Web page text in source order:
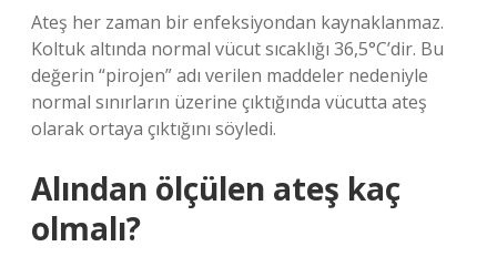
Ateş her zaman bir enfeksiyondan kaynaklanmaz.
Koltuk altında normal vücut sıcaklığı 36,5°C’dir. Bu
değerin “pirojen” adı verilen maddeler nedeniyle
normal sınırların üzerine çıktığında vücutta ateş
olarak ortaya çıktığını söyledi.
Alından ölçülen ateş kaç
olmalı?